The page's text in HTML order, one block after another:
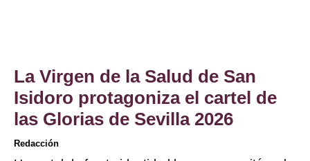
La Virgen de la Salud de San
Isidoro protagoniza el cartel de
las Glorias de Sevilla 2026
Redacción